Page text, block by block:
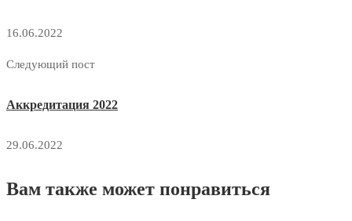
16.06.2022
Следующий пост
Аккредитация 2022
29.06.2022
Вам также может понравиться